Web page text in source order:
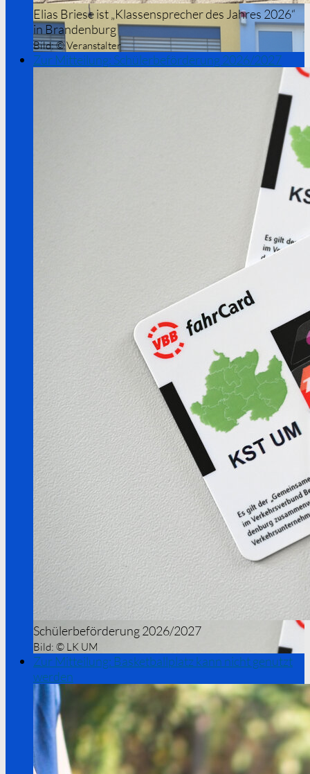
Elias Briese ist „Klassensprecher des Jahres 2026“
in Brandenburg
Bild:© Veranstalter
Zur Mitteilung: Schülerbeförderung 2026/2027
Schülerbeförderung 2026/2027
Bild: © LK UM
Zur Mitteilung: Basketballplatz kann nicht genutzt
werden